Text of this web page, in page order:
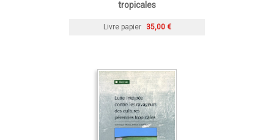
tropicales
Livre papier 35,00 €